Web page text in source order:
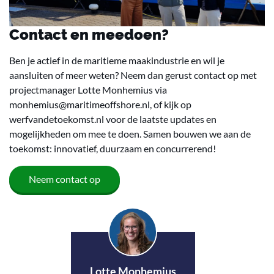
Contact en meedoen?
Ben je actief in de maritieme maakindustrie en wil je
aansluiten of meer weten? Neem dan gerust contact op met
projectmanager Lotte Monhemius via
monhemius@maritimeoffshore.nl, of kijk op
werfvandetoekomst.nl voor de laatste updates en
mogelijkheden om mee te doen. Samen bouwen we aan de
toekomst: innovatief, duurzaam en concurrerend!
Neem contact op
Lotte Monhemius